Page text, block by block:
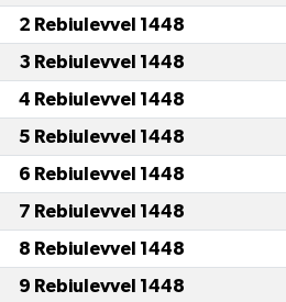
2 Rebiulevvel 1448
3 Rebiulevvel 1448
4 Rebiulevvel 1448
5 Rebiulevvel 1448
6 Rebiulevvel 1448
7 Rebiulevvel 1448
8 Rebiulevvel 1448
9 Rebiulevvel 1448